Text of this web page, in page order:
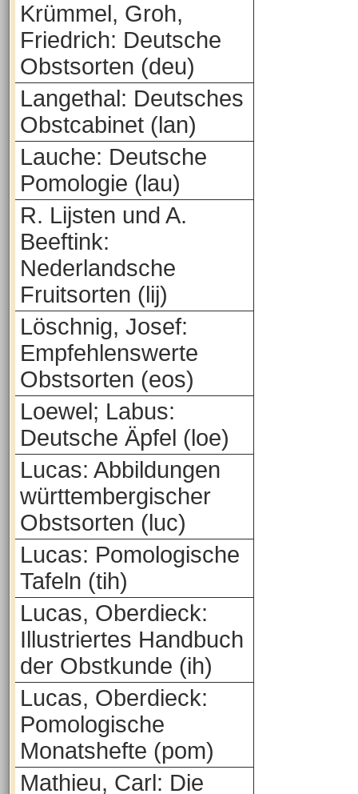
Krümmel, Groh,
Friedrich: Deutsche
Obstsorten (deu)
Langethal: Deutsches
Obstcabinet (lan)
Lauche: Deutsche
Pomologie (lau)
R. Lijsten und A.
Beeftink:
Nederlandsche
Fruitsorten (lij)
Löschnig, Josef:
Empfehlenswerte
Obstsorten (eos)
Loewel; Labus:
Deutsche Äpfel (loe)
Lucas: Abbildungen
württembergischer
Obstsorten (luc)
Lucas: Pomologische
Tafeln (tih)
Lucas, Oberdieck:
Illustriertes Handbuch
der Obstkunde (ih)
Lucas, Oberdieck:
Pomologische
Monatshefte (pom)
Mathieu, Carl: Die